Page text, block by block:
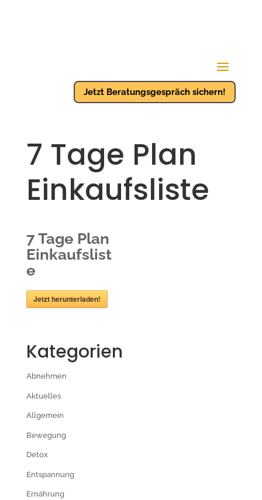
Jetzt Beratungsgespräch sichern!
7 Tage Plan
Einkaufsliste
7 Tage Plan
Einkaufslist
e
Jetzt herunterladen!
Kategorien
Abnehmen
Aktuelles
Allgemein
Bewegung
Detox
Entspannung
Ernährung